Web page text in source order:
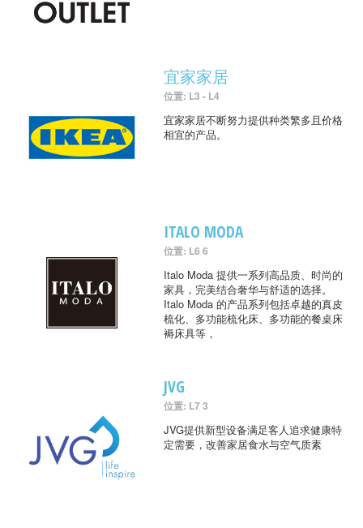
宜家家居
位置: L3 - L4
宜家家居不断努力提供种类繁多且价格
相宜的产品。
ITALO MODA
位置: L6 6
Italo Moda 提供一系列高品质、时尚的
家具，完美结合奢华与舒适的选择。
Italo Moda 的产品系列包括卓越的真皮
梳化、多功能梳化床、多功能的餐桌床
褥床具等，
JVG
位置: L7 3
JVG提供新型设备满足客人追求健康特
定需要，改善家居食水与空气质素